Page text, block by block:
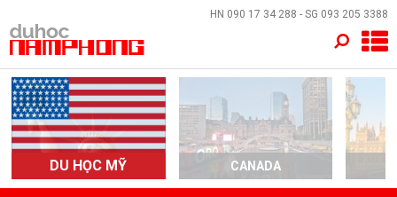
HN 090 17 34 288 - SG 093 205 3388
DU HỌC MỸ CANADA
×
TRANG CHỦ
QUỐC GIA
EVENTS